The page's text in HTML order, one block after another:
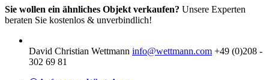
Sie wollen ein ähnliches Objekt verkaufen? Unsere Experten
beraten Sie kostenlos & unverbindlich!
David Christian Wettmann info@wettmann.com +49 (0)208 -
302 69 81